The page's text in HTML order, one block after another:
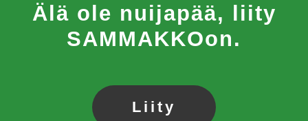
Älä ole nuijapää, liity
SAMMAKKOon.
Liity